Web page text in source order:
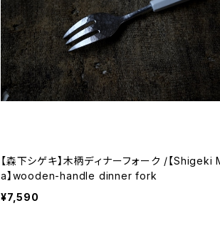
【森下シゲキ】木柄ディナーフォーク /【Shigeki Morishit
a】wooden-handle dinner fork
¥7,590